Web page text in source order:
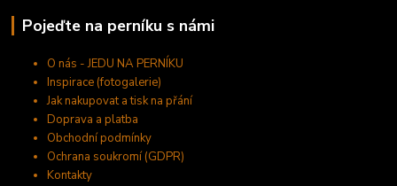
Pojeďte na perníku s námi
O nás - JEDU NA PERNÍKU
Inspirace (fotogalerie)
Jak nakupovat a tisk na přání
Doprava a platba
Obchodní podmínky
Ochrana soukromí (GDPR)
Kontakty